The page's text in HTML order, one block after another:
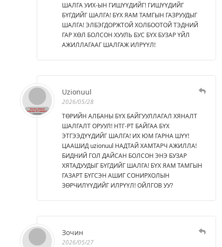
ШАЛГА УИХ-ЫН ГИШҮҮДИЙГ! ГИШҮҮДИЙГ
БҮГДИЙГ ШАЛГА! БҮХ ЯАМ ТАМГЫН ГАЗРУУДЫГ
ШАЛГА! ЭЛБЭГДОРЖТОЙ ХОЛБООТОЙ ТЭДНИЙ
ГАР ХӨЛ БОЛСОН ХУУЛЬ БУС БҮХ БУЗАР ҮЙЛ
АЖИЛЛАГААГ ШАЛГАЖ ИЛРҮҮЛ!
Uzionuul
2026/05/28
ТӨРИЙН АЛБАНЫ БҮХ БАЙГУУЛЛАГАЛ ХЯНАЛТ
ШАЛГАЛТ ОРУУЛ! НТГ-РТ БАЙГАА БҮХ
ЭТГЭЭДҮҮДИЙГ ШАЛГА! ИХ ЮМ ГАРНА ШҮҮ!
ЦААШИД uzionuul НАДТАЙ ХАМТАРЧ АЖИЛЛА!
БИДНИЙ ГОЛ ДАЙСАН БОЛСОН ЭНЭ БУЗАР
ХЯТАДУУДЫГ БҮГДИЙГ ШАЛГА! БҮХ ЯАМ ТАМГЫН
ГАЗАРТ БҮГСЭН АШИГ СОНИРХОЛЫН
ЗӨРЧИЛҮҮДИЙГ ИЛРҮҮЛ! ОЙЛГОВ УУ?
Зочин
2026/05/27